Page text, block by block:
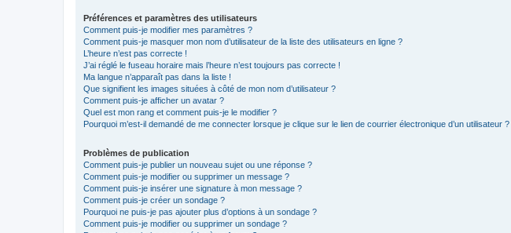
Préférences et paramètres des utilisateurs
Comment puis-je modifier mes paramètres ?
Comment puis-je masquer mon nom d’utilisateur de la liste des utilisateurs en ligne ?
L’heure n’est pas correcte !
J’ai réglé le fuseau horaire mais l’heure n’est toujours pas correcte !
Ma langue n’apparaît pas dans la liste !
Que signifient les images situées à côté de mon nom d’utilisateur ?
Comment puis-je afficher un avatar ?
Quel est mon rang et comment puis-je le modifier ?
Pourquoi m’est-il demandé de me connecter lorsque je clique sur le lien de courrier électronique d’un utilisateur ?
Problèmes de publication
Comment puis-je publier un nouveau sujet ou une réponse ?
Comment puis-je modifier ou supprimer un message ?
Comment puis-je insérer une signature à mon message ?
Comment puis-je créer un sondage ?
Pourquoi ne puis-je pas ajouter plus d’options à un sondage ?
Comment puis-je modifier ou supprimer un sondage ?